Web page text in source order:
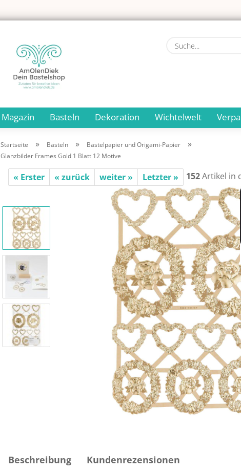
Magazin Basteln Dekoration Wichtelwelt
Startseite » Basteln » Bastelpapier und Origami-Papier »
Glanzbilder Frames Gold 1 Blatt 12 Motive
« Erster « zurück weiter » Letzter » 152Artikel in
Beschreibung Kundenrezensionen